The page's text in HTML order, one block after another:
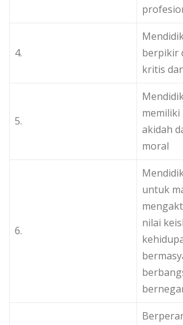
4.
berpikir
kritis
5.
akidah
moral
6.
untuk
nilai